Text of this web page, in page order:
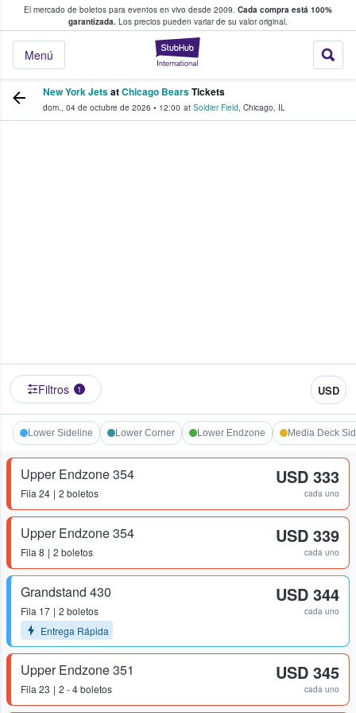
El mercado de boletos para eventos en vivo desde 2009. Cada compra está 100%
garantizada. Los precios pueden variar de su valor original.
StubHub: donde
Menú
fans compran y venden boletos
New York JetsatChicago BearsTickets
dom., 04 de octubre de 2026 • 12:00 at Soldier Field, Chicago, IL
Filtros 1 USD
Lower Sideline Lower Corner Lower Endzone Media Deck
Upper Endzone 354
Fila 24 2 boletos
USD 333
cada uno
Upper Endzone 354
Fila 8 2 boletos
USD 339
cada uno
Grandstand 430
Fila 17
2 boletos
Entrega Rápida
USD 344
cada uno
Upper Endzone 351
Fila 23 2 - 4 boletos
USD 345
cada uno